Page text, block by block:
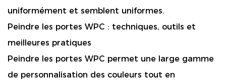
uniformément et semblent uniformes.
Peindre les portes WPC : techniques, outils et
meilleures pratiques
Peindre les portes WPC permet une large gamme
de personnalisation des couleurs tout en